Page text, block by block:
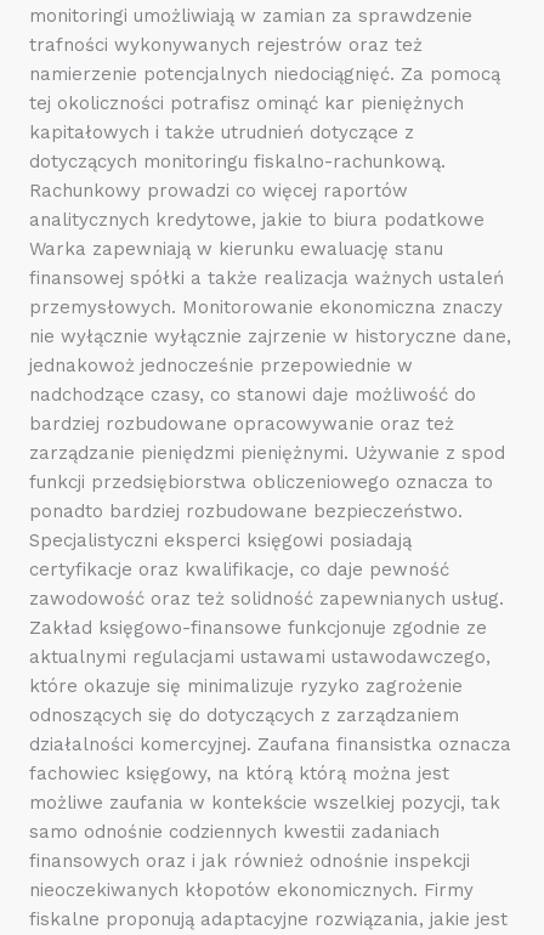
monitoringi umożliwiają w zamian za sprawdzenie
trafności wykonywanych rejestrów oraz też
namierzenie potencjalnych niedociągnięć. Za pomocą
tej okoliczności potrafisz ominąć kar pieniężnych
kapitałowych i także utrudnień dotyczące z
dotyczących monitoringu fiskalno-rachunkową.
Rachunkowy prowadzi co więcej raportów
analitycznych kredytowe, jakie to biura podatkowe
Warka zapewniają w kierunku ewaluację stanu
finansowej spółki a także realizacja ważnych ustaleń
przemysłowych. Monitorowanie ekonomiczna znaczy
nie wyłącznie wyłącznie zajrzenie w historyczne dane,
jednakowoż jednocześnie przepowiednie w
nadchodzące czasy, co stanowi daje możliwość do
bardziej rozbudowane opracowywanie oraz też
zarządzanie pieniędzmi pieniężnymi. Używanie z spod
funkcji przedsiębiorstwa obliczeniowego oznacza to
ponadto bardziej rozbudowane bezpieczeństwo.
Specjalistyczni eksperci księgowi posiadają
certyfikacje oraz kwalifikacje, co daje pewność
zawodowość oraz też solidność zapewnianych usług.
Zakład księgowo-finansowe funkcjonuje zgodnie ze
aktualnymi regulacjami ustawami ustawodawczego,
które okazuje się minimalizuje ryzyko zagrożenie
odnoszących się do dotyczących z zarządzaniem
działalności komercyjnej. Zaufana finansistka oznacza
fachowiec księgowy, na którą którą można jest
możliwe zaufania w kontekście wszelkiej pozycji, tak
samo odnośnie codziennych kwestii zadaniach
finansowych oraz i jak również odnośnie inspekcji
nieoczekiwanych kłopotów ekonomicznych. Firmy
fiskalne proponują adaptacyjne rozwiązania, jakie jest